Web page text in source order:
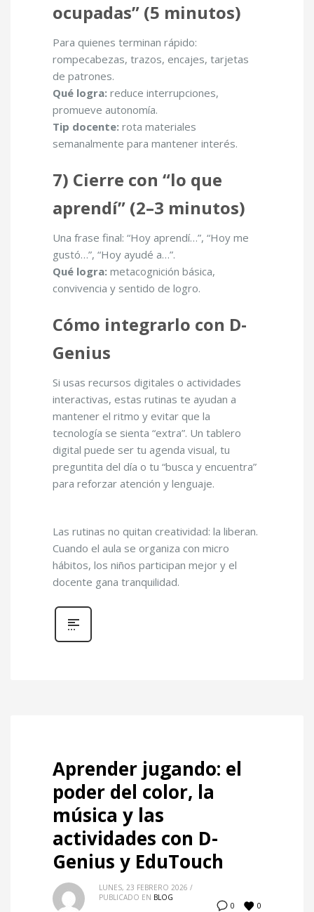
ocupadas” (5 minutos)
Para quienes terminan rápido:
rompecabezas, trazos, encajes, tarjetas
de patrones.
Qué logra: reduce interrupciones,
promueve autonomía.
Tip docente: rota materiales
semanalmente para mantener interés.
7) Cierre con “lo que
aprendí” (2–3 minutos)
Una frase final: “Hoy aprendí…”, “Hoy me
gustó…”, “Hoy ayudé a…”.
Qué logra: metacognición básica,
convivencia y sentido de logro.
Cómo integrarlo con D-
Genius
Si usas recursos digitales o actividades
interactivas, estas rutinas te ayudan a
mantener el ritmo y evitar que la
tecnología se sienta “extra”. Un tablero
digital puede ser tu agenda visual, tu
preguntita del día o tu “busca y encuentra”
para reforzar atención y lenguaje.
Las rutinas no quitan creatividad: la liberan.
Cuando el aula se organiza con micro
hábitos, los niños participan mejor y el
docente gana tranquilidad.
Aprender jugando: el
poder del color, la
música y las
actividades con D-
Genius y EduTouch
0 0
LUNES, 23 FEBRERO 2026 /
PUBLICADO EN BLOG